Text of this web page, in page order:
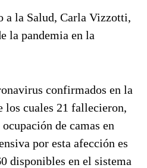
a la Salud, Carla Vizzotti,
la pandemia en la
confirmados en la
los cuales 21 fallecieron,
de camas en
por esta afección es
disponibles en el sistema